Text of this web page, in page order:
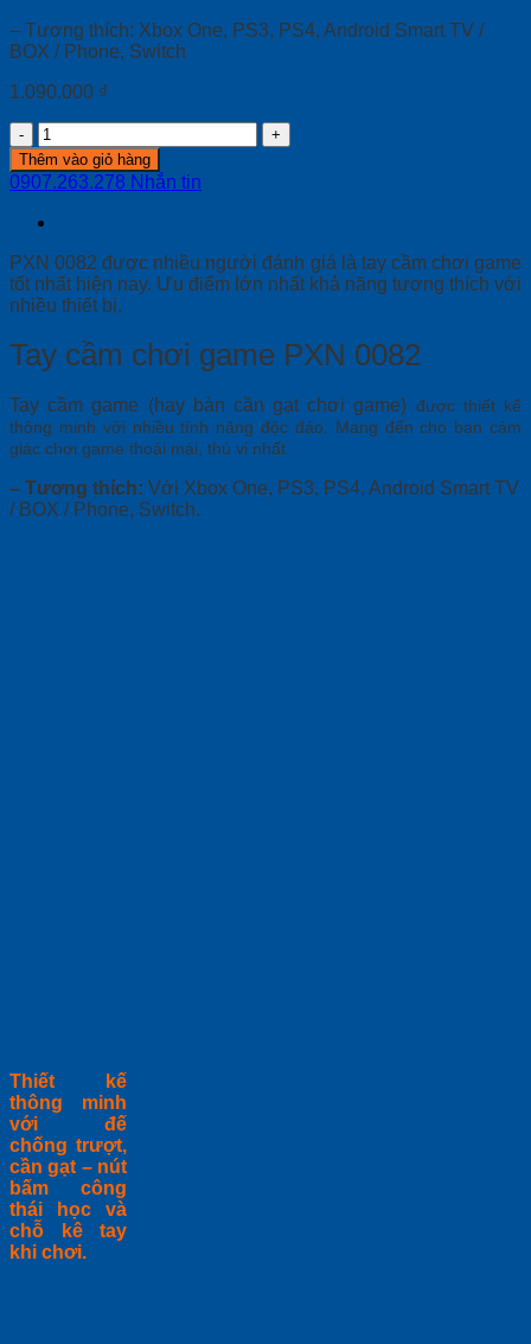
– Tương thích: Xbox One, PS3, PS4, Android Smart TV /
BOX / Phone, Switch
1.090.000 ₫
Tay
cầm
chơi
game
PXN
quantity
Thêm vào giỏ hàng
0907.263.278 Nhắn tin
PXN 0082 được nhiều người đánh giá là tay cầm chơi game
tốt nhất hiện nay. Ưu điểm lớn nhất khả năng tương thích với
nhiều thiết bị.
Tay cầm chơi game PXN 0082
Tay cầm game (hay bàn cần gạt chơi game) được thiết kế
thông minh với nhiều tính năng độc đáo. Mang đến cho bạn cảm
giác chơi game thoải mái, thú vị nhất.
– Tương thích: Với Xbox One, PS3, PS4, Android Smart TV
/ BOX / Phone, Switch.
Thiết kế
thông minh
với đế
chống trượt,
cần gạt – nút
bấm công
thái học và
chỗ kê tay
khi chơi.